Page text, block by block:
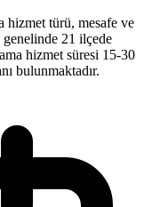
hizmet türü, mesafe ve
genelinde 21 ilçede
hizmet süresi 15-30
bulunmaktadır.